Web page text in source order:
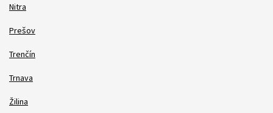
Nitra
Prešov
Trenčín
Trnava
Žilina